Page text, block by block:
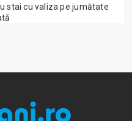
stai cu valiza pe jumătate